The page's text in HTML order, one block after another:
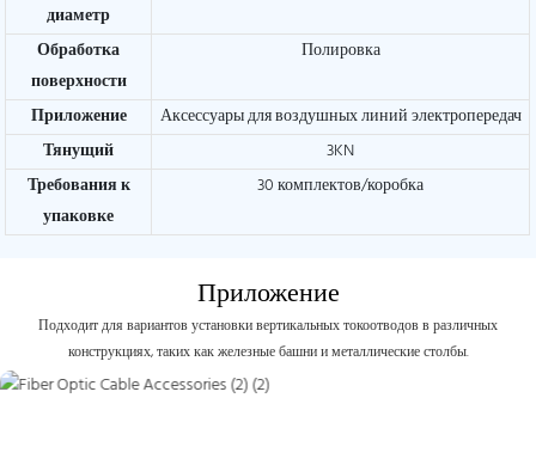
диаметр
Обработка
поверхности
Полировка
Приложение
Аксессуары для воздушных линий электропередач
Тянущий
3KN
Требования к
упаковке
30 комплектов/коробка
Приложение
Подходит для вариантов установки вертикальных токоотводов в различных
конструкциях, таких как железные башни и металлические столбы.